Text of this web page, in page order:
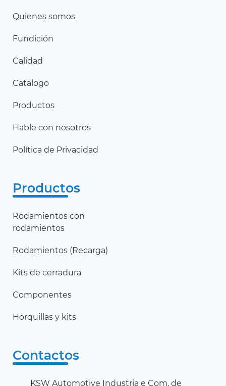
Quienes somos
Fundición
Calidad
Catalogo
Productos
Hable con nosotros
Política de Privacidad
Productos
Rodamientos con
rodamientos
Rodamientos (Recarga)
Kits de cerradura
Componentes
Horquillas y kits
Contactos
KSW Automotive Industria e Com. de